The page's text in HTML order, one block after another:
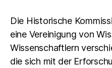
Die Historische
eine Vereinigung von
Wissenschaftlern
die sich mit der